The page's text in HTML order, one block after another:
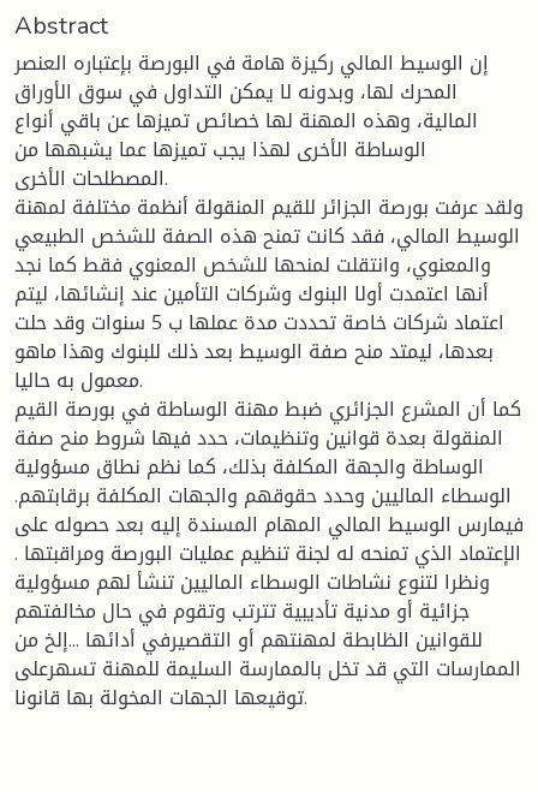
Abstract
إن الوسيط المالي ركيزة هامة في البورصة بإعتباره العنصر
المحرك لها، وبدونه لا يمكن التداول في سوق الأوراق
المالية، وهذه المهنة لها خصائص تميزها عن باقي أنواع
الوساطة الأخرى لهذا يجب تميزها عما يشبهها من
المصطلحات الأخرى.
ولقد عرفت بورصة الجزائر للقيم المنقولة أنظمة مختلفة لمهنة
الوسيط المالي، فقد كانت تمنح هذه الصفة للشخص الطبيعي
والمعنوي، وانتقلت لمنحها للشخص المعنوي فقط كما نجد
أنها اعتمدت أولا البنوك وشركات التأمين عند إنشائها، ليتم
اعتماد شركات خاصة تحددت مدة عملها ب 5 سنوات وقد حلت
بعدها، ليمتد منح صفة الوسيط بعد ذلك للبنوك وهذا ماهو
معمول به حاليا.
كما أن المشرع الجزائري ضبط مهنة الوساطة في بورصة القيم
المنقولة بعدة قوانين وتنظيمات، حدد فيها شروط منح صفة
الوساطة والجهة المكلفة بذلك، كما نظم نطاق مسؤولية
الوسطاء الماليين وحدد حقوقهم والجهات المكلفة برقابتهم.
فيمارس الوسيط المالي المهام المسندة إليه بعد حصوله على
الإعتماد الذي تمنحه له لجنة تنظيم عمليات البورصة ومراقبتها .
ونظرا لتنوع نشاطات الوسطاء الماليين تنشأ لهم مسؤولية
جزائية أو مدنية تأديبية تترتب وتقوم في حال مخالفتهم
للقوانين الظابطة لمهنتهم أو التقصيرفي أدائها ...إلخ من
الممارسات التي قد تخل بالممارسة السليمة للمهنة تسهرعلى
توقيعها الجهات المخولة بها قانونا.